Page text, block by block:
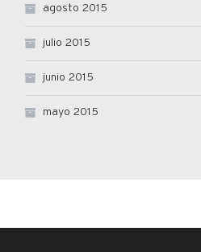
agosto 2015
julio 2015
junio 2015
mayo 2015